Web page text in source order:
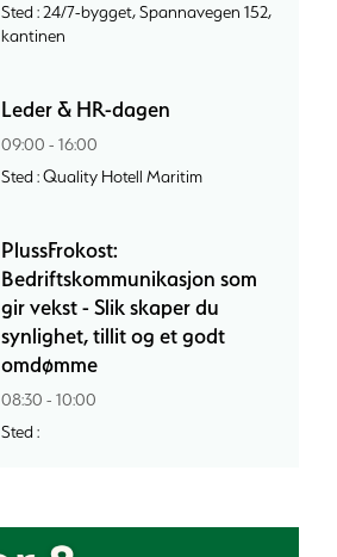
Sted : 24/7-bygget, Spannavegen 152,
kantinen
Leder & HR-dagen
09:00 - 16:00
Sted : Quality Hotell Maritim
PlussFrokost:
Bedriftskommunikasjon som
gir vekst - Slik skaper du
synlighet, tillit og et godt
omdømme
08:30 - 10:00
Sted :